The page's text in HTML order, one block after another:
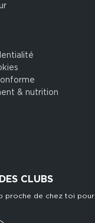
& nutrition
CLUBS
proche de chez toi pour